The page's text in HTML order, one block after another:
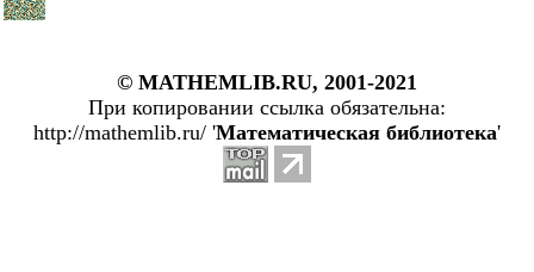
© MATHEMLIB.RU, 2001-2021
При копировании ссылка обязательна:
http://mathemlib.ru/ 'Математическая библиотека'